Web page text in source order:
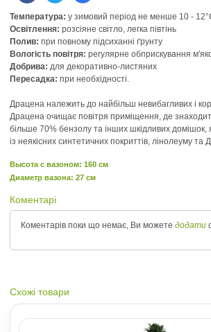
Температура: у зимовий період не менше 10 -
Освітлення: розсіяне світло, легка півтінь
Полив: при повному підсиханні ґрунту
Вологість повітря: регулярне обприскування
Добрива: для декоративно-листяних
Пересадка: при необхідності.
Драцена належить до найбільш невибагливих і
Драцена очищає повітря приміщення, де
більше 70% бензолу та інших шкідливих домішок,
із неякісних синтетичних покриттів, лінолеуму та
Высота c вазоном: 160 см
Диаметр вазона: 27 см
Коментарі
Коментарів поки що немає, Ви можете додати
Схожі товари